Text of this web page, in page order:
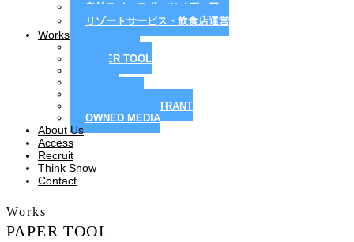
自社スノースポーツメディア
リゾートサービス・飲食店運営
Works
PAPER TOOL
RESORT / RESTRANT
OWNED MEDIA
About Us
Access
Recruit
Think Snow
Contact
Works
PAPER TOOL